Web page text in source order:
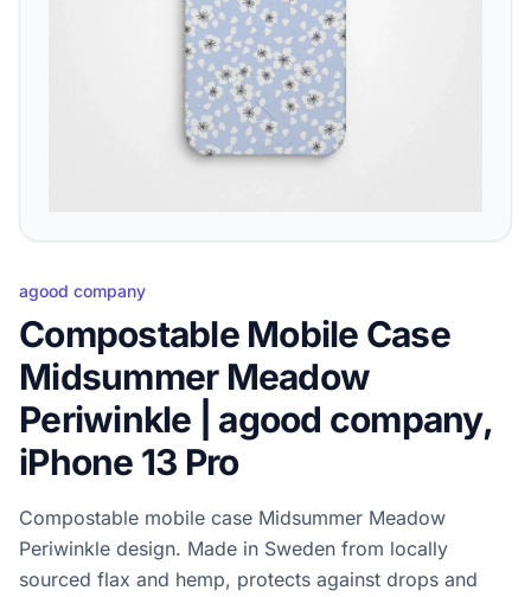
agood company
Compostable Mobile Case
Midsummer Meadow
Periwinkle | agood company,
iPhone 13 Pro
Compostable mobile case Midsummer Meadow
Periwinkle design. Made in Sweden from locally
sourced flax and hemp, protects against drops and